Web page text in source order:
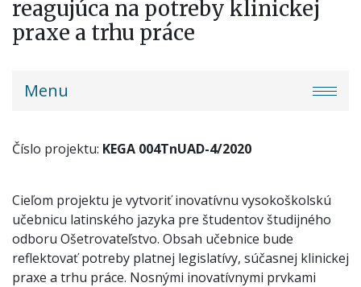
reagujúca na potreby klinickej
praxe a trhu práce
truni-
Menu
Číslo projektu: KEGA 004TnUAD-4/2020
Cieľom projektu je vytvoriť inovatívnu vysokoškolskú
učebnicu latinského jazyka pre študentov študijného
odboru Ošetrovateľstvo. Obsah učebnice bude
reflektovať potreby platnej legislatívy, súčasnej klinickej
praxe a trhu práce. Nosnými inovatívnymi prvkami